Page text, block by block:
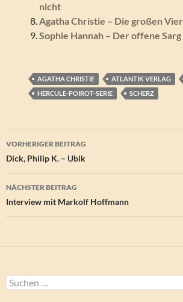
nicht
Agatha Christie – Die großen Vier
Sophie Hannah – Der offene Sarg
AGATHA CHRISTIE ATLANTIK VERLAG
HERCULE-POIROT-SERIE
SCHERZ
Beitragsnavigation
VORHERIGER BEITRAG
Dick, Philip K. – Ubik
NÄCHSTER BEITRAG
Interview mit Markolf Hoffmann
Suchen
nach: